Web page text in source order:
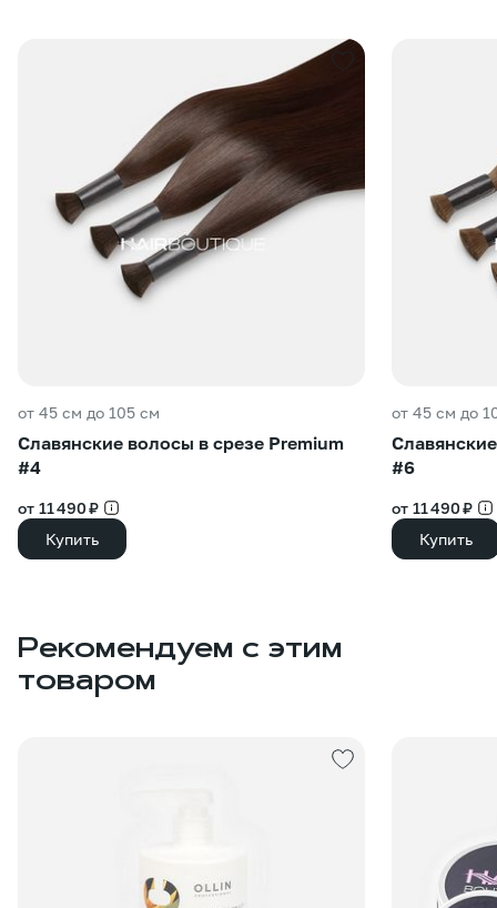
от 45 см до 105 см
Славянские волосы в срезе Premium
#4
от 11 490 ₽
Купить
от 45 см до
#6
от 11 490 ₽
Купить
Рекомендуем с этим
товаром